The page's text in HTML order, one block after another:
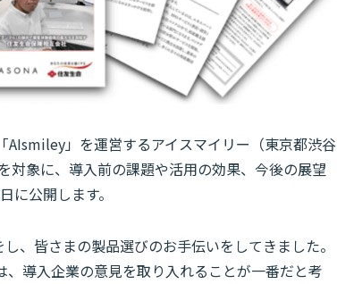
」を運営するアイスマイリー（東京都渋谷
対象に、導入前の課題や活用の効果、今後の展望
に公開します。
、皆さまの製品選びのお手伝いをしてきました。
導入企業の意見を取り入れることが一番だと考